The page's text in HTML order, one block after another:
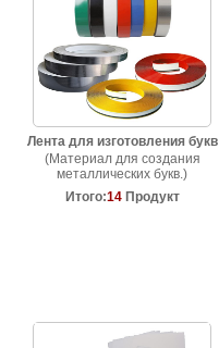
Лента для изготовления букв
(Материал для создания
металлических букв.)
Итого:14Продукт